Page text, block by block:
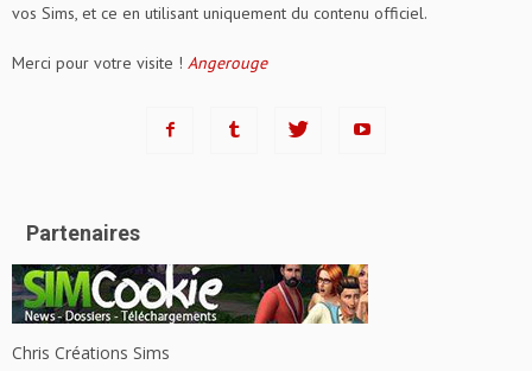
vos Sims, et ce en utilisant uniquement du contenu officiel.
Merci pour votre visite ! Angerouge
Partenaires
Chris Créations Sims